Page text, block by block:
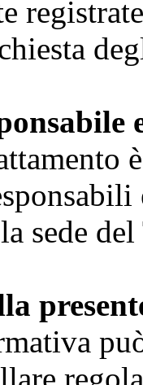
sede